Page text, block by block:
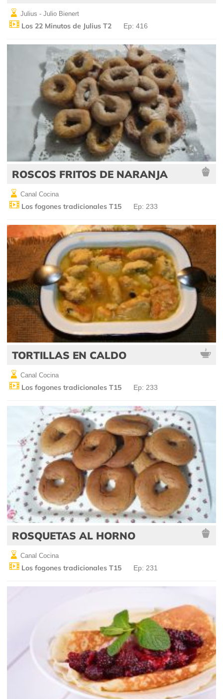
Julius - Julio Bienert
Los 22 Minutos de Julius T2 Ep: 416
ROSCOS FRITOS DE NARANJA
Canal Cocina
Los fogones tradicionales T15 Ep: 233
TORTILLAS EN CALDO
Canal Cocina
Los fogones tradicionales T15 Ep: 233
ROSQUETAS AL HORNO
Canal Cocina
Los fogones tradicionales T15 Ep: 231